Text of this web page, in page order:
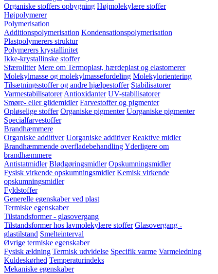
Organiske stoffers opbygning Højmolekylære stoffer
Højpolymerer
Polymerisation
Additionspolymerisation Kondensationspolymerisation
Plastpolymerers struktur
Polymerers krystallinitet
Ikke-krystallinske stoffer
Sfærolitter Mere om Termoplast, hærdeplast og elastomerer
Molekylmasse og molekylmassefordeling Molekylorientering
Tilsætningsstoffer og andre hjælpestoffer Stabilisatorer
Varmestabilisatorer Antioxidanter UV-stabilisatorer
Smøre- eller glidemidler Farvestoffer og pigmenter
Opløselige stoffer Organiske pigmenter Uorganiske pigmenter
Specialfarvestoffer
Brandhæmmere
Organiske additiver Uorganiske additiver Reaktive midler
Brandhæmmende overfladebehandlingYderligere om
brandhæmmere
Antistatmidler Blødgøringsmidler Opskumningsmidler
Fysisk virkende opskumningsmidler Kemisk virkende
opskumningsmidler
Fyldstoffer
Generelle egenskaber ved plast
Termiske egenskaber
Tilstandsformer - glasovergang
Tilstandsformer hos lavmolekylære stoffer Glasovergang -
glastilstand Smelteinterval
Øvrige termiske egenskaber
Fysisk ældning Termisk udvidelse Specifik varme Varmeledning
Kuldeskørhed Temperaturindeks
Mekaniske egenskaber